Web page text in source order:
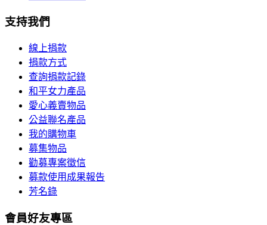
支持我們
線上捐款
捐款方式
查詢捐款記錄
和平女力產品
愛心義賣物品
公益聯名產品
我的購物車
募集物品
勸募專案徵信
募款使用成果報告
芳名錄
會員好友專區